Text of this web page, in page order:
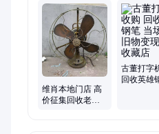
式香炉、老式钱币上门、老式证
环画回收、放前老酒、钟表回收
收、古旧书籍、瓷器回收、回收
纸、回收老证书、回收老印章、
瓷器花盆收购
维肖本地门店 高
价征集回收老式
古董打字
回收英雄